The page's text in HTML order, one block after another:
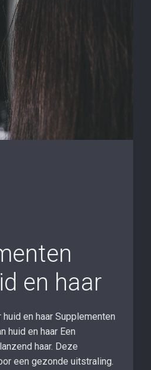
en haar
en haar Supplementen
huid en haar Een
haar. Deze
een gezonde uitstraling.